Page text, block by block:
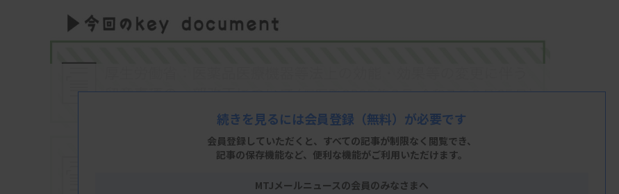
続きを見るには会員登録 （無料）が必要です
会員登録していただくと、すべての記事が制限なく閲覧でき、
記事の保存機能など、便利な機能がご利用いただけます。
MTJメールニュースの会員のみなさまへ